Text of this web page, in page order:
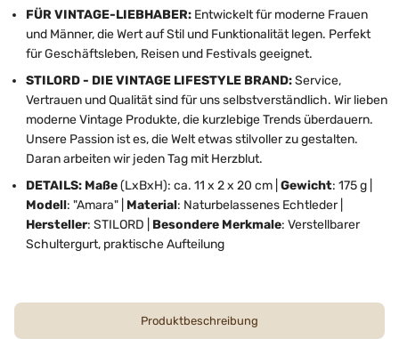
FÜR VINTAGE-LIEBHABER: Entwickelt für moderne Frauen
und Männer, die Wert auf Stil und Funktionalität legen. Perfekt
für Geschäftsleben, Reisen und Festivals geeignet.
STILORD - DIE VINTAGE LIFESTYLE BRAND:Service,
Vertrauen und Qualität sind für uns selbstverständlich. Wir lieben
moderne Vintage Produkte, die kurzlebige Trends überdauern.
Unsere Passion ist es, die Welt etwas stilvoller zu gestalten.
Daran arbeiten wir jeden Tag mit Herzblut.
DETAILS: Maße(LxBxH): ca. 11 x 2 x 20 cm | Gewicht: 175 g |
Modell: "Amara" | Material: Naturbelassenes Echtleder |
Hersteller: STILORD | Besondere Merkmale: Verstellbarer
Schultergurt, praktische Aufteilung
Produktbeschreibung